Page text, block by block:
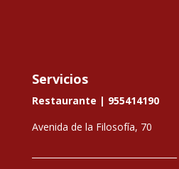
Servicios
Restaurante | 955414190
Avenida de la Filosofía, 70